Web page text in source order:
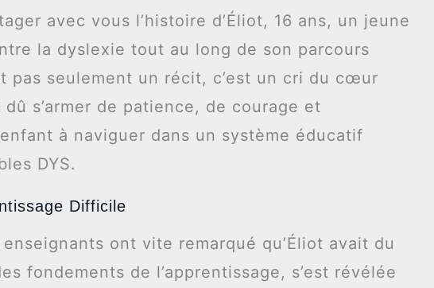
avec vous l’histoire d’Éliot, 16 ans, un jeune
la dyslexie tout au long de son parcours
pas seulement un récit, c’est un cri du cœur
s’armer de patience, de courage et
à naviguer dans un système éducatif
DYS.
Difficile
ont vite remarqué qu’Éliot avait du
fondements de l’apprentissage, s’est révélée